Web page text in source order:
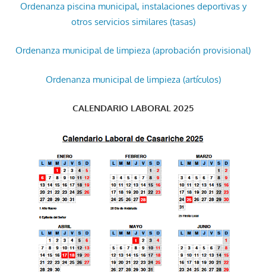
Ordenanza piscina municipal, instalaciones deportivas y
otros servicios similares (tasas)
Ordenanza municipal de limpieza (aprobación provisional)
Ordenanza municipal de limpieza (artículos)
CALENDARIO LABORAL 2025